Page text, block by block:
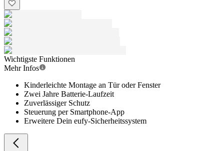
Wichtigste Funktionen
Mehr Infos
Kinderleichte Montage an Tür oder Fenster
Zwei Jahre Batterie-Laufzeit
Zuverlässiger Schutz
Steuerung per Smartphone-App
Erweitere Dein eufy-Sicherheitssystem